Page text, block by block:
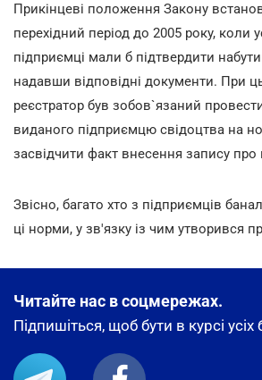
Прикінцеві положення Закону
перехідний період до 2005 року, коли
підприємці мали б підтвердити
надавши відповідні документи. При
реєстратор був зобов`язаний
виданого підприємцю свідоцтва на
засвідчити факт внесення запису
Звісно, багато хто з підприємців
ці норми, у зв'язку із чим утворився
Читайте нас в соцмережах.
Підпишіться, щоб бути в курсі усіх